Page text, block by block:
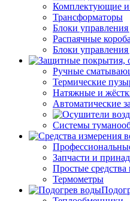
Комплектующие и
Трансформаторы
Блоки
Распаячные
Блоки
Ручные
Термические
Натяжные и
Автоматические
Системы
Запчасти и
Простые средства
Термометры